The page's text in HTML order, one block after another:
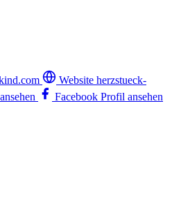
Website herzstueck-
Facebook Profil ansehen